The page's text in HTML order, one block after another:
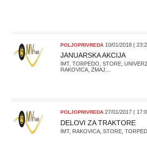
POLJOPRIVREDA 10/01/2018 (
JANUARSKA AKCIJA
IMT, TORPEDO, STORE,
RAKOVICA, ZMAJ...
POLJOPRIVREDA 27/01/2017 (
DELOVI ZA TRAKTORE
IMT, RAKOVICA, STORE,